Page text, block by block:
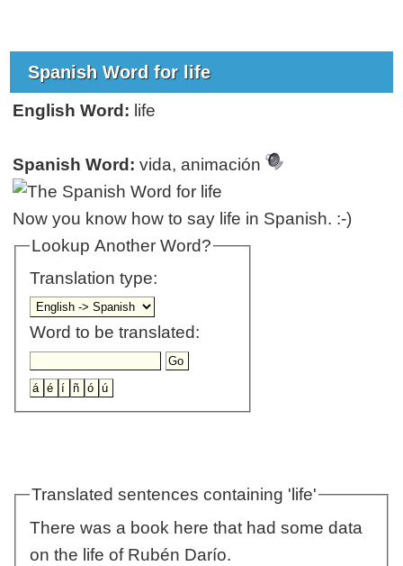
Spanish Word for life
English Word: life
Spanish Word: vida, animación
Now you know how to say life in Spanish. :-)
Lookup Another Word?
Translation type:
Word to be translated:
Translated sentences containing 'life'
There was a book here that had some data
on the life of Rubén Darío.